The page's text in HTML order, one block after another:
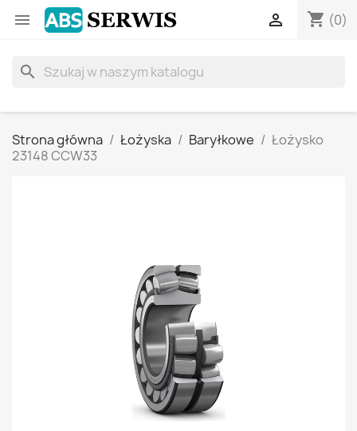
 shopping_cart (0)

search
Strona główna Łożyska Baryłkowe
Łożysko
23148 CCW33